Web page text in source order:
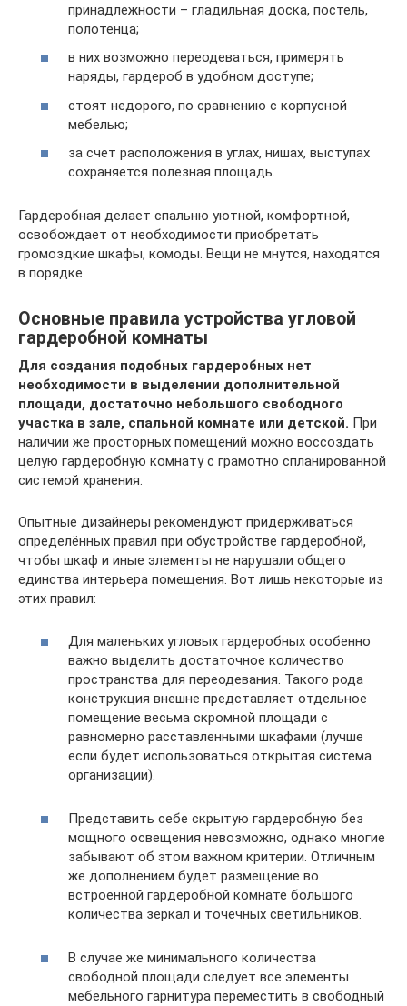
принадлежности – гладильная доска, постель,
полотенца;
в них возможно переодеваться, примерять
наряды, гардероб в удобном доступе;
стоят недорого, по сравнению с корпусной
мебелью;
за счет расположения в углах, нишах, выступах
сохраняется полезная площадь.
Гардеробная делает спальню уютной, комфортной,
освобождает от необходимости приобретать
громоздкие шкафы, комоды. Вещи не мнутся, находятся
в порядке.
Основные правила устройства угловой
гардеробной комнаты
Для создания подобных гардеробных нет
необходимости в выделении дополнительной
площади, достаточно небольшого свободного
участка в зале, спальной комнате или детской. При
наличии же просторных помещений можно воссоздать
целую гардеробную комнату с грамотно спланированной
системой хранения.
Опытные дизайнеры рекомендуют придерживаться
определённых правил при обустройстве гардеробной,
чтобы шкаф и иные элементы не нарушали общего
единства интерьера помещения. Вот лишь некоторые из
этих правил:
Для маленьких угловых гардеробных особенно
важно выделить достаточное количество
пространства для переодевания. Такого рода
конструкция внешне представляет отдельное
помещение весьма скромной площади с
равномерно расставленными шкафами (лучше
если будет использоваться открытая система
организации).
Представить себе скрытую гардеробную без
мощного освещения невозможно, однако многие
забывают об этом важном критерии. Отличным
же дополнением будет размещение во
встроенной гардеробной комнате большого
количества зеркал и точечных светильников.
В случае же минимального количества
свободной площади следует все элементы
мебельного гарнитура переместить в свободный